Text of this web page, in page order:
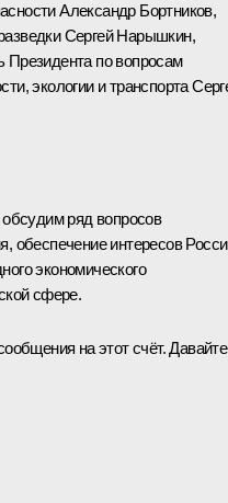
Александр Бортников,
Сергей Нарышкин,
Президента по вопросам
экологии и транспорта
ряд вопросов
обеспечение интересов
экономического
сфере.
на этот счёт. Давайте